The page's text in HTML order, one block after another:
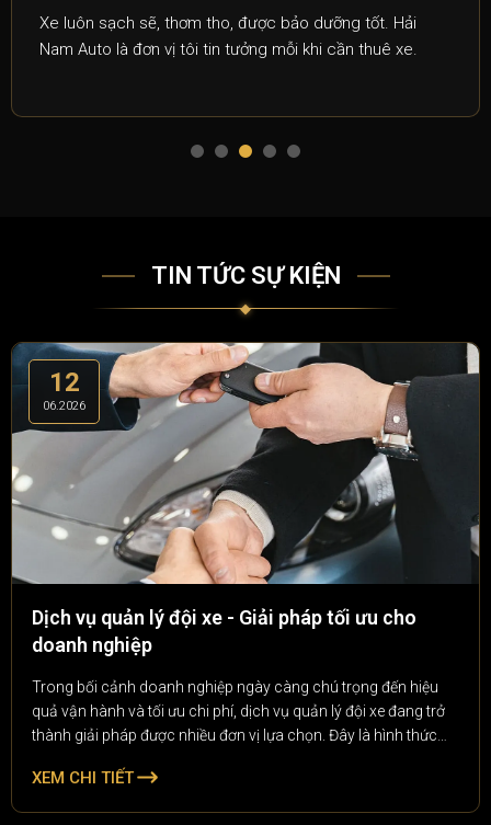
Xe luôn sạch sẽ, thơm tho, được bảo dưỡng tốt. Hải
Nam Auto là đơn vị tôi tin tưởng mỗi khi cần thuê xe.
TIN TỨC SỰ KIỆN
12
06.2026
Dịch vụ quản lý đội xe - Giải pháp tối ưu cho
doanh nghiệp
Trong bối cảnh doanh nghiệp ngày càng chú trọng đến hiệu
quả vận hành và tối ưu chi phí, dịch vụ quản lý đội xe đang trở
thành giải pháp được nhiều đơn vị lựa chọn. Đây là hình thức
theo dõi lịch trình, bảo dưỡng, quản lý nhiên liệu đến kiểm soát
XEM CHI TIẾT